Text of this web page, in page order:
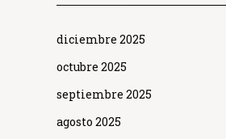
diciembre 2025
octubre 2025
septiembre 2025
agosto 2025